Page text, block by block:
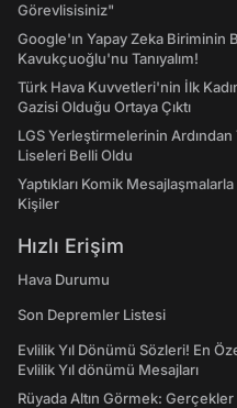
Görevlisisiniz"
Google'ın Yapay Zeka Biriminin
Kavukçuoğlu'nu Tanıyalım!
Türk Hava Kuvvetleri'nin İlk
Gazisi Olduğu Ortaya Çıktı
LGS Yerleştirmelerinin
Liseleri Belli Oldu
Yaptıkları Komik
Kişiler
Hızlı Erişim
Hava Durumu
Son Depremler Listesi
Evlilik Yıl Dönümü Sözleri! En
Evlilik Yıl dönümü Mesajları
Rüyada Altın Görmek: